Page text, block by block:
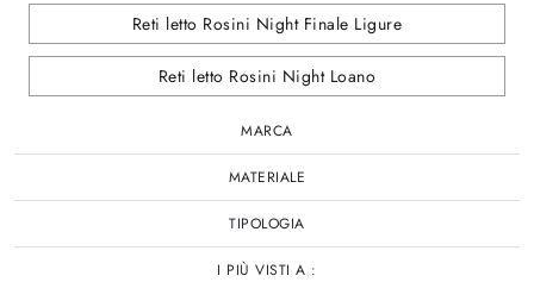
Reti letto Rosini Night Finale Ligure
Reti letto Rosini Night Loano
MARCA
MATERIALE
TIPOLOGIA
I PIÙ VISTI A :